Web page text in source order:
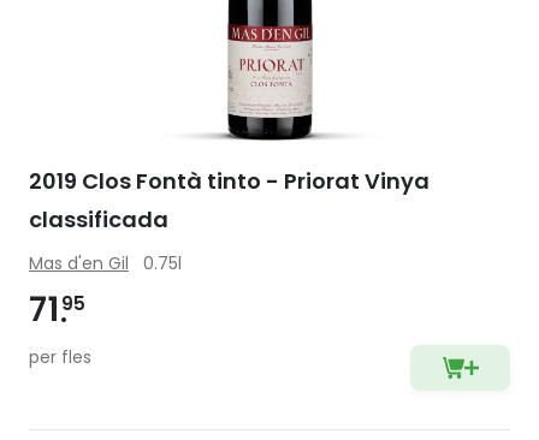
2019 Clos Fontà tinto - Priorat Vinya
classificada
Mas d'en Gil 0.75l
71 95
per fles